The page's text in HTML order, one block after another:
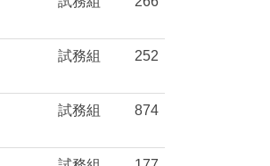
試務組 252
試務組 874